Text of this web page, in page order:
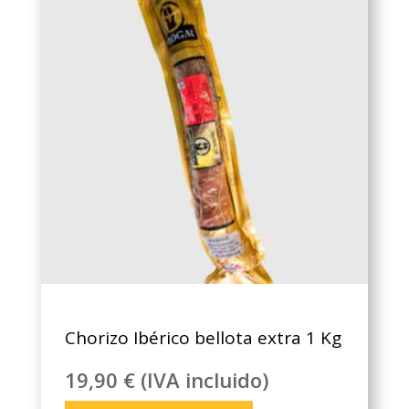
Chorizo Ibérico bellota extra 1 Kg
19,90 € (IVA incluido)